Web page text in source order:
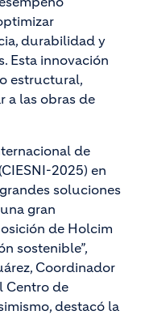
durabilidad y
Esta innovación
estructural,
a las obras de
de
2025) en
soluciones
gran
de Holcim
sostenible”,
Coordinador
Centro de
destacó la